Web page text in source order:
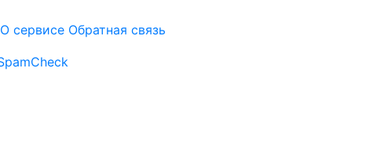
О сервисе Обратная связь